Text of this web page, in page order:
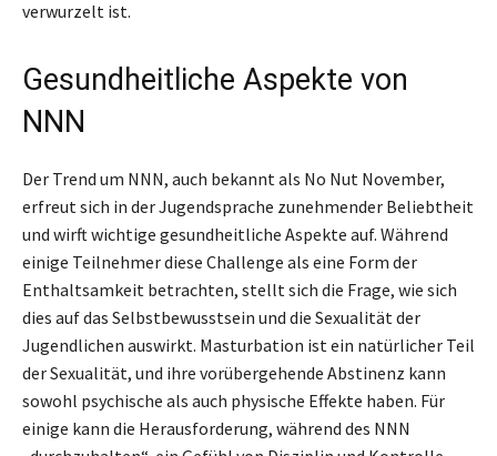
verwurzelt ist.
Gesundheitliche Aspekte von
NNN
Der Trend um NNN, auch bekannt als No Nut November,
erfreut sich in der Jugendsprache zunehmender Beliebtheit
und wirft wichtige gesundheitliche Aspekte auf. Während
einige Teilnehmer diese Challenge als eine Form der
Enthaltsamkeit betrachten, stellt sich die Frage, wie sich
dies auf das Selbstbewusstsein und die Sexualität der
Jugendlichen auswirkt. Masturbation ist ein natürlicher Teil
der Sexualität, und ihre vorübergehende Abstinenz kann
sowohl psychische als auch physische Effekte haben. Für
einige kann die Herausforderung, während des NNN